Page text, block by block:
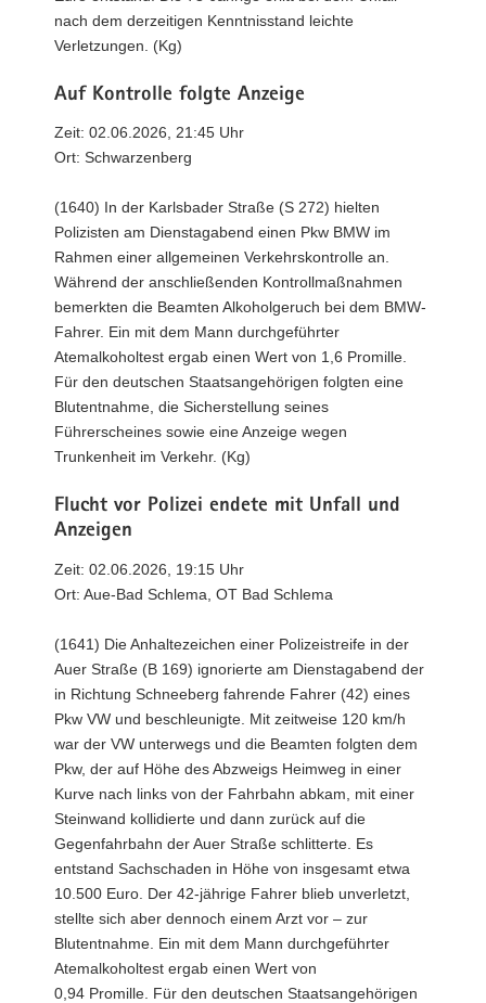
nach dem derzeitigen Kenntnisstand leichte
Verletzungen. (Kg)
Auf Kontrolle folgte Anzeige
Zeit: 02.06.2026, 21:45 Uhr
Ort: Schwarzenberg
(1640) In der Karlsbader Straße (S 272) hielten
Polizisten am Dienstagabend einen Pkw BMW im
Rahmen einer allgemeinen Verkehrskontrolle an.
Während der anschließenden Kontrollmaßnahmen
bemerkten die Beamten Alkoholgeruch bei dem BMW-
Fahrer. Ein mit dem Mann durchgeführter
Atemalkoholtest ergab einen Wert von 1,6 Promille.
Für den deutschen Staatsangehörigen folgten eine
Blutentnahme, die Sicherstellung seines
Führerscheines sowie eine Anzeige wegen
Trunkenheit im Verkehr. (Kg)
Flucht vor Polizei endete mit Unfall und
Anzeigen
Zeit: 02.06.2026, 19:15 Uhr
Ort: Aue-Bad Schlema, OT Bad Schlema
(1641) Die Anhaltezeichen einer Polizeistreife in der
Auer Straße (B 169) ignorierte am Dienstagabend der
in Richtung Schneeberg fahrende Fahrer (42) eines
Pkw VW und beschleunigte. Mit zeitweise 120 km/h
war der VW unterwegs und die Beamten folgten dem
Pkw, der auf Höhe des Abzweigs Heimweg in einer
Kurve nach links von der Fahrbahn abkam, mit einer
Steinwand kollidierte und dann zurück auf die
Gegenfahrbahn der Auer Straße schlitterte. Es
entstand Sachschaden in Höhe von insgesamt etwa
10.500 Euro. Der 42-jährige Fahrer blieb unverletzt,
stellte sich aber dennoch einem Arzt vor – zur
Blutentnahme. Ein mit dem Mann durchgeführter
Atemalkoholtest ergab einen Wert von
0,94 Promille. Für den deutschen Staatsangehörigen